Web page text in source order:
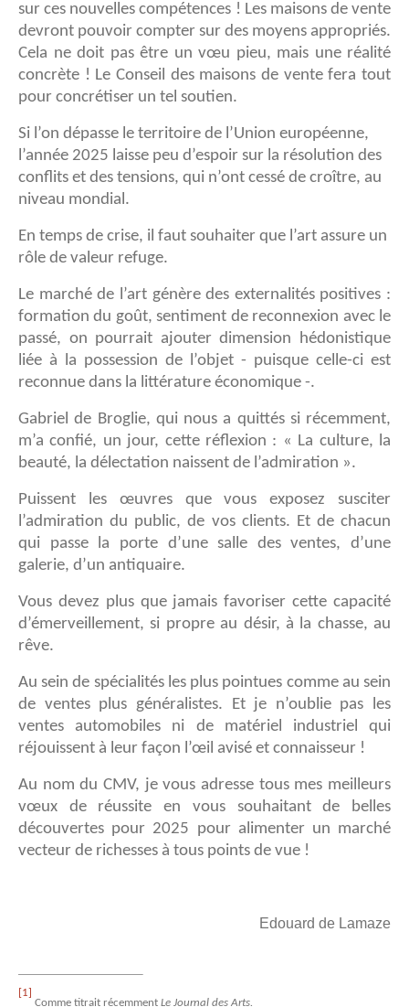
sur ces nouvelles compétences ! Les maisons de vente
devront pouvoir compter sur des moyens appropriés.
Cela ne doit pas être un vœu pieu, mais une réalité
concrète ! Le Conseil des maisons de vente fera tout
pour concrétiser un tel soutien.
Si l’on dépasse le territoire de l’Union européenne,
l’année 2025 laisse peu d’espoir sur la résolution des
conflits et des tensions, qui n’ont cessé de croître, au
niveau mondial.
En temps de crise, il faut souhaiter que l’art assure un
rôle de valeur refuge.
Le marché de l’art génère des externalités positives :
formation du goût, sentiment de reconnexion avec le
passé, on pourrait ajouter dimension hédonistique
liée à la possession de l’objet - puisque celle-ci est
reconnue dans la littérature économique -.
Gabriel de Broglie, qui nous a quittés si récemment,
m’a confié, un jour, cette réflexion : « La culture, la
beauté, la délectation naissent de l’admiration ».
Puissent les œuvres que vous exposez susciter
l’admiration du public, de vos clients. Et de chacun
qui passe la porte d’une salle des ventes, d’une
galerie, d’un antiquaire.
Vous devez plus que jamais favoriser cette capacité
d’émerveillement, si propre au désir, à la chasse, au
rêve.
Au sein de spécialités les plus pointues comme au sein
de ventes plus généralistes. Et je n’oublie pas les
ventes automobiles ni de matériel industriel qui
réjouissent à leur façon l’œil avisé et connaisseur !
Au nom du CMV, je vous adresse tous mes meilleurs
vœux de réussite en vous souhaitant de belles
découvertes pour 2025 pour alimenter un marché
vecteur de richesses à tous points de vue !
Edouard de Lamaze
[1]
Comme titrait récemment Le Journal des Arts.